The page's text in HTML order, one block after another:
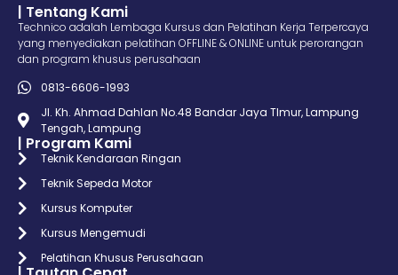
| Tentang Kami
Technico adalah Lembaga Kursus dan Pelatihan Kerja Terpercaya
yang menyediakan pelatihan OFFLINE & ONLINE untuk perorangan
dan program khusus perusahaan
0813-6606-1993
Jl. Kh. Ahmad Dahlan No.48 Bandar Jaya TImur, Lampung
Tengah, Lampung
| Program Kami
Teknik Kendaraan Ringan
Teknik Sepeda Motor
Kursus Komputer
Kursus Mengemudi
Pelatihan Khusus Perusahaan